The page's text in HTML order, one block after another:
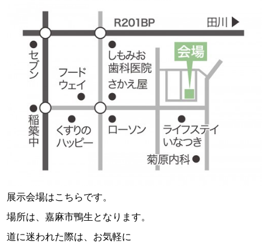
展示会場はこちらです。
場所は、嘉麻市鴨生となります。
道に迷われた際は、お気軽に